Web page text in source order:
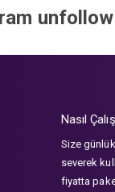
unfollow
Nasıl
Size
severek
fiyatta